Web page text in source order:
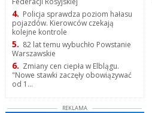
4. Policja sprawdza poziom hałasu
pojazdów. Kierowców czekają
kolejne kontrole
5. 82 lat temu wybuchło Powstanie
Warszawskie
6. Zmiany cen ciepła w Elblągu.
"Nowe stawki zaczęły obowiązywać
od 1...
REKLAMA